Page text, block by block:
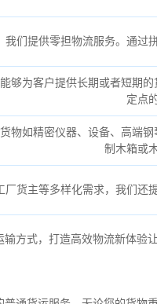
我们提供零担物流服务。通过
够为客户提供长期或者短期
定点
物如精密仪器、设备、高端
制木箱或
厂货主等多样化需求，我们还
方式，打造高效物流新体验